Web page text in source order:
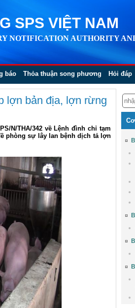
SPS VIỆT NAM
NOTIFICATION AUTHORITY
báo Thỏa thuận song phương Hỏi đáp
lợn bản địa, lợn rừng
N/THA/342 về Lệnh đình chỉ tạm
phòng sự lây lan bệnh dịch tả lợn